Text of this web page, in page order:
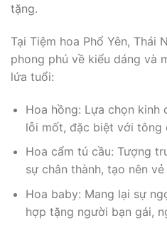
tặng.
Tại Tiệm hoa Phổ Yên, Thái
phong phú về kiểu dáng và
lứa tuổi:
Hoa hồng: Lựa chọn
lỗi mốt, đặc biệt với tông
Hoa cẩm tú cầu: Tượng
sự chân thành, tạo nên
Hoa baby: Mang lại sự
hợp tặng người bạn gái,